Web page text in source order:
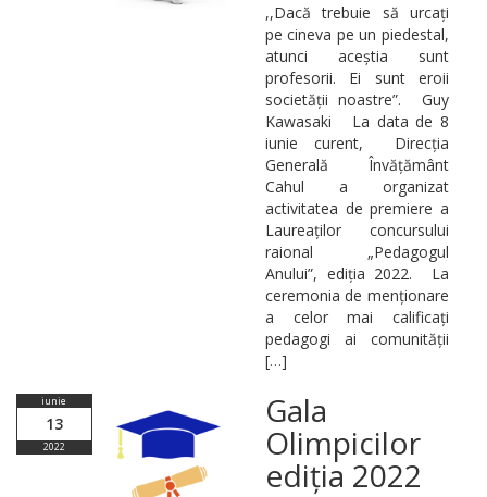
,,Dacă trebuie să urcați
pe cineva pe un piedestal,
atunci aceștia sunt
profesorii. Ei sunt eroii
societății noastre”. Guy
Kawasaki La data de 8
iunie сurent, Direcția
Generală Învățământ
Cahul a organizat
activitatea de premiere a
Laureaților concursului
raional „Pedagogul
Anului”, ediția 2022. La
ceremonia de menționare
a celor mai calificați
pedagogi ai comunității
[…]
iunie
13
2022
Gala
Olimpicilor
ediția 2022